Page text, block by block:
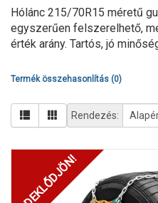
Hólánc 215/70R15 méretű
egyszerűen felszerelhető,
érték arány. Tartós, jó
Termék összehasonlítás (0)
Rendezés:
ÉRDEKLŐDJÖN!